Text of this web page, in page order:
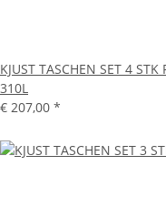
KJUST TASCHEN SET 4
310L
€ 207,00 *